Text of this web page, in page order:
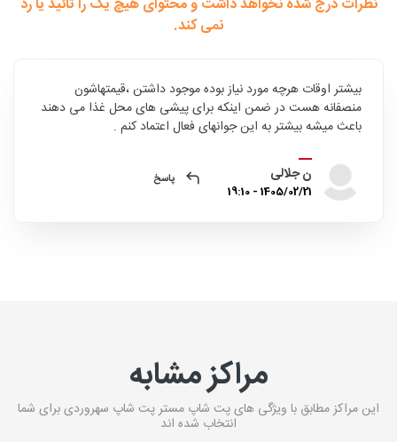
نمی کند.
بیشتر اوقات هرچه مورد نیاز بوده موجود داشتن ،قیمتهاشون
منصفانه هست در ضمن اینکه برای پیشی های محل غذا می دهند
باعث میشه بیشتر به این جوانهای فعال اعتماد کنم .
ن جلالی
1405/02/21 - 19:10
پاسخ
مراکز مشابه
این مراکز مطابق با ویژگی های پت شاپ مستر پت شاپ سهروردی برای شما
انتخاب شده اند